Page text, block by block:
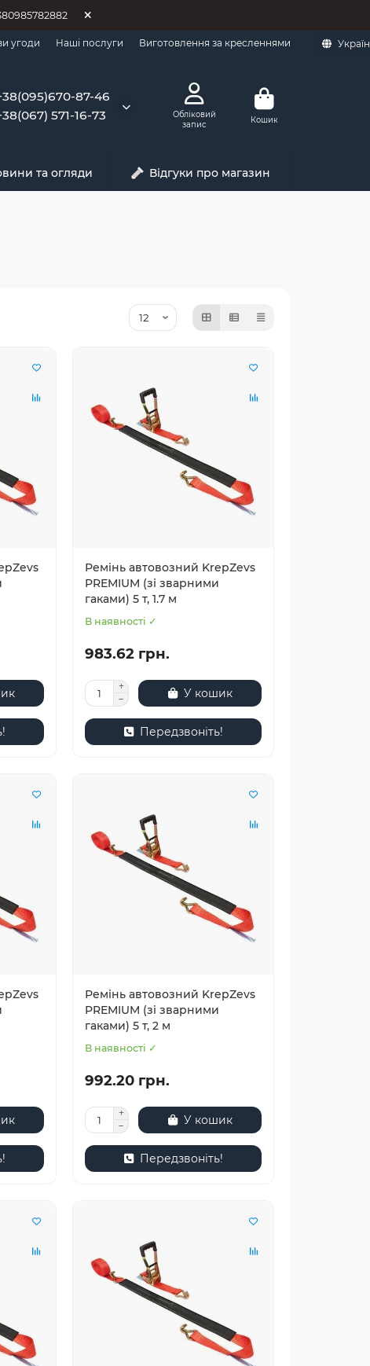
угоди Наші послуги Виготовлення за кресленнями
87-46
571-16-73
Обліковий
запис
Кошик
та огляди Відгуки про магазин
Ремінь автовозний KrepZevs
PREMIUM (зі зварними
гаками) 5 т, 1.7 м
В наявності ✓
983.62 грн.
У кошик
Передзвоніть!
Ремінь автовозний KrepZevs
PREMIUM (зі зварними
гаками) 5 т, 2 м
В наявності ✓
992.20 грн.
У кошик
Передзвоніть!